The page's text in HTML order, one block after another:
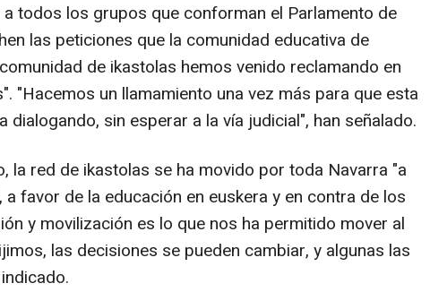
a todos los grupos que conforman el Parlamento de
las peticiones que la comunidad educativa de
de ikastolas hemos venido reclamando en
"Hacemos un llamamiento una vez más para que esta
dialogando, sin esperar a la vía judicial", han señalado.
la red de ikastolas se ha movido por toda Navarra "a
favor de la educación en euskera y en contra de los
y movilización es lo que nos ha permitido mover al
las decisiones se pueden cambiar, y algunas las